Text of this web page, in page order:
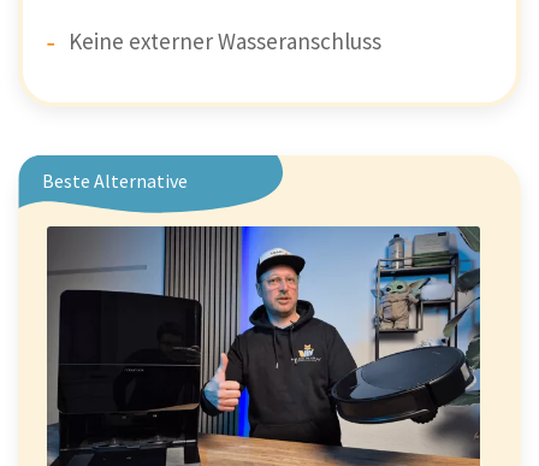
Keine externer Wasseranschluss
Beste Alternative